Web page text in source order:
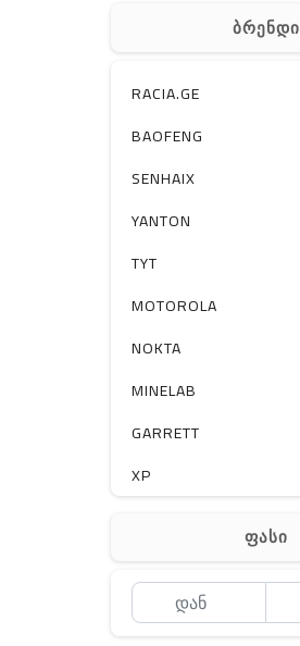
ელ. მოწყობილობები
მაგნიტი
სხვა
ბრენდი
RACIA.GE
BAOFENG
SENHAIX
YANTON
TYT
MOTOROLA
NOKTA
MINELAB
GARRETT
XP
ფასი